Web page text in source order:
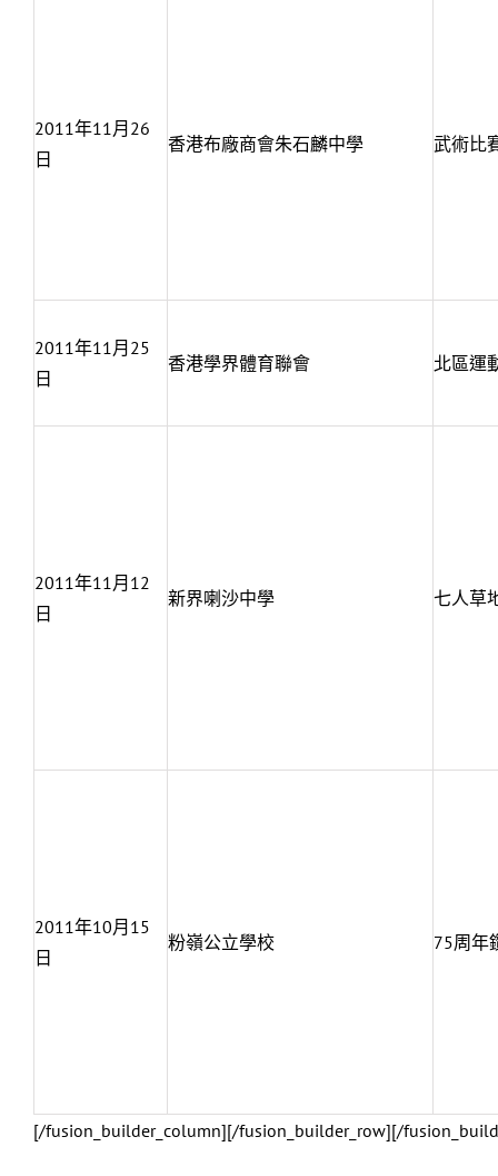
2011年11月26
日
香港布廠商會朱石麟中學 武術比
2011年11月25
日
香港學界體育聯會 北區運
2011年11月12
日
新界喇沙中學 七人草
2011年10月15
日
粉嶺公立學校 75周年
[/fusion_builder_column][/fusion_builder_row][/